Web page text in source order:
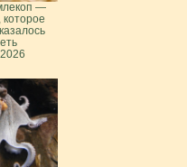
—
которое